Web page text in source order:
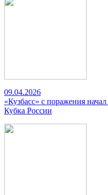
09.04.2026
«Кузбасс» с поражения
Кубка России